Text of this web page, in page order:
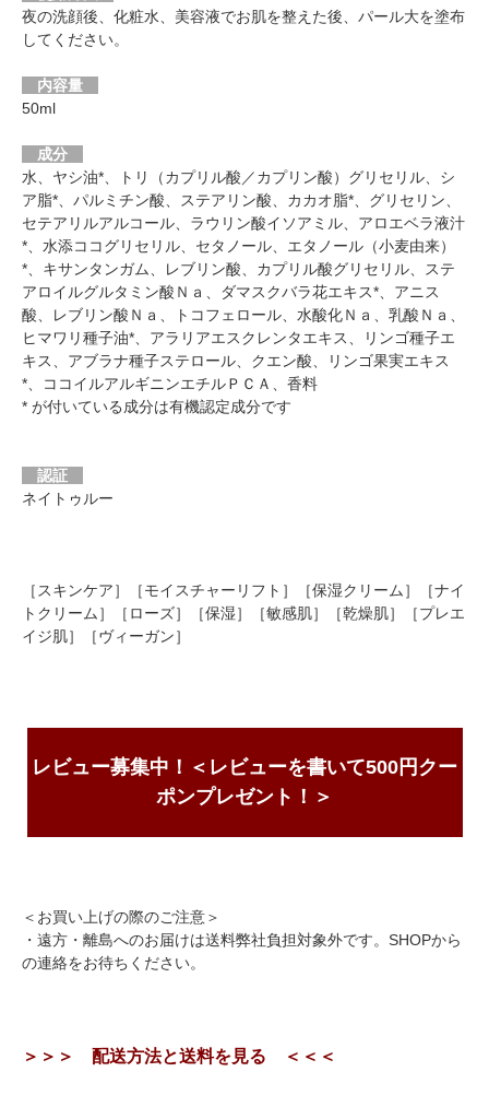
夜の洗顔後、化粧水、美容液でお肌を整えた後、パール大を塗布
してください。
内容量
50ml
成分
水、ヤシ油*、トリ（カプリル酸／カプリン酸）グリセリル、シ
ア脂*、パルミチン酸、ステアリン酸、カカオ脂*、グリセリン、
セテアリルアルコール、ラウリン酸イソアミル、アロエベラ液汁
*、水添ココグリセリル、セタノール、エタノール（小麦由来）
*、キサンタンガム、レブリン酸、カプリル酸グリセリル、ステ
アロイルグルタミン酸Ｎａ、ダマスクバラ花エキス*、アニス
酸、レブリン酸Ｎａ、トコフェロール、水酸化Ｎａ、乳酸Ｎａ、
ヒマワリ種子油*、アラリアエスクレンタエキス、リンゴ種子エ
キス、アブラナ種子ステロール、クエン酸、リンゴ果実エキス
*、ココイルアルギニンエチルＰＣＡ、香料
* が付いている成分は有機認定成分です
認証
ネイトゥルー
［スキンケア］［モイスチャーリフト］［保湿クリーム］［ナイ
トクリーム］［ローズ］［保湿］［敏感肌］［乾燥肌］［プレエ
イジ肌］［ヴィーガン］
レビュー募集中！＜レビューを書いて500円クー
ポンプレゼント！＞
＜お買い上げの際のご注意＞
・遠方・離島へのお届けは送料弊社負担対象外です。SHOPから
の連絡をお待ちください。
＞＞＞ 配送方法と送料を見る ＜＜＜